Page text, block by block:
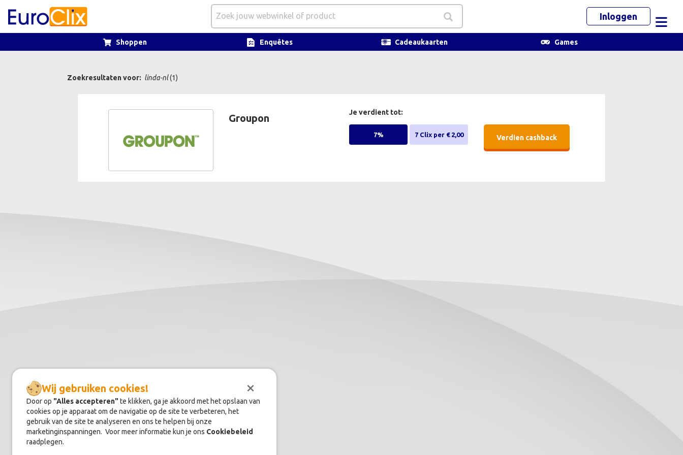
Inloggen
Shoppen Enquêtes Cadeaukaarten Games
×
Wij gebruiken cookies!
Door op "Alles accepteren"te klikken, ga je akkoord met het opslaan van
cookies op je apparaat om de navigatie op de site te verbeteren, het
gebruik van de site te analyseren en ons te helpen bij onze
marketinginspanningen. Voor meer informatie kun je ons Cookiebeleid
raadplegen.
Zoekresultaten voor: linda-nl(1)
Groupon Je verdient tot:
7% 7 Clix per € 2,00 Verdien cashback